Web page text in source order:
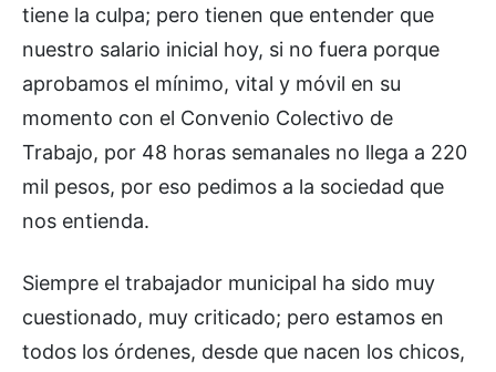
tiene la culpa; pero tienen que entender que
nuestro salario inicial hoy, si no fuera porque
aprobamos el mínimo, vital y móvil en su
momento con el Convenio Colectivo de
Trabajo, por 48 horas semanales no llega a 220
mil pesos, por eso pedimos a la sociedad que
nos entienda.
Siempre el trabajador municipal ha sido muy
cuestionado, muy criticado; pero estamos en
todos los órdenes, desde que nacen los chicos,